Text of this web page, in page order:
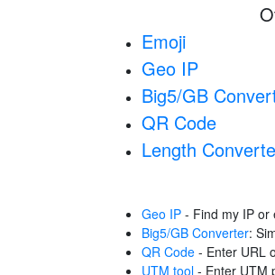
Emoji
Geo IP
Big5/GB
QR Code
Length
Geo IP - Find my IP or
Big5/GB Converter:
QR Code - Enter URL
UTM tool - Enter UTM